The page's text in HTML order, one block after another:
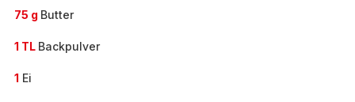
75 g Butter
1 TL Backpulver
1 Ei